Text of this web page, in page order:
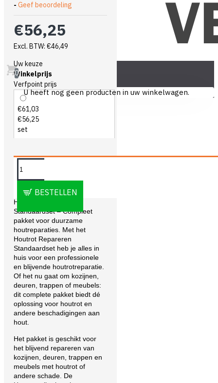
0
U heeft nog geen producten in uw winkelwagen.
- Geef beoordeling
€56,25
Excl. BTW: €46,49
Uw keuze
Winkelprijs
Verfpoint prijs
€61,03
€56,25
set
BESTELLEN
OMSCHRIJVING
Houtrot Repareren
Standaardset – Compleet
pakket voor duurzame
houtreparaties. Met het
Houtrot Repareren
Standaardset heb je alles in
huis voor een professionele
en blijvende houtrotreparatie.
Of het nu gaat om kozijnen,
deuren, trappen of meubels:
dit complete pakket biedt dé
oplossing voor houtrot en
andere beschadigingen aan
hout.
Het pakket is geschikt voor
het blijvend repareren van
kozijnen, deuren, trappen en
meubels met houtrot of
andere schade. De